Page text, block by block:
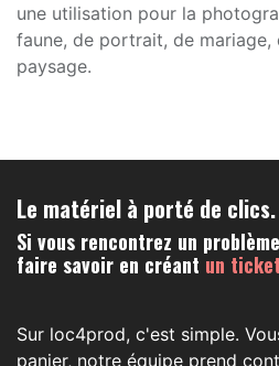
une utilisation pour la
faune, de portrait, de
paysage.
Le matériel à porté de clics.
Si vous rencontrez un
faire savoir en créant un
Sur loc4prod, c'est simple.
panier, notre équipe prend